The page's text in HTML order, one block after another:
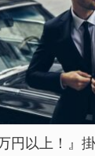
円以上！』